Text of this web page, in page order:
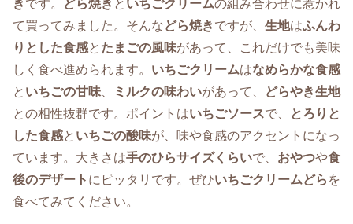
きです。 どら焼き と いちごクリームの組み合わせに惹かれ
て買ってみました。そんなどら焼きですが、 生地はふんわ
りとした食感と たまごの風味があって、これだけでも美味
しく食べ進められます。 いちごクリームはなめらかな食感
と いちごの甘味、 ミルクの味わいがあって、
どらやき生地
との相性抜群です。ポイントはいちごソースで、
とろりと
した食感と いちごの酸味が、味や食感のアクセントになっ
ています。大きさは手のひらサイズくらいで、 おやつや食
後のデザート にピッタリです。ぜひいちごクリームどら を
食べてみてください。